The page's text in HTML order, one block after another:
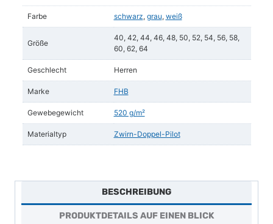
Zwirn-
Doppel-
Farbe schwarz, grau, weiß
Größe
40, 42, 44, 46, 48, 50, 52, 54, 56, 58,
60, 62, 64
Geschlecht Herren
Marke FHB
Gewebegewicht 520 g/m²
Materialtyp Zwirn-Doppel-Pilot
BESCHREIBUNG
PRODUKTDETAILS AUF EINEN BLICK